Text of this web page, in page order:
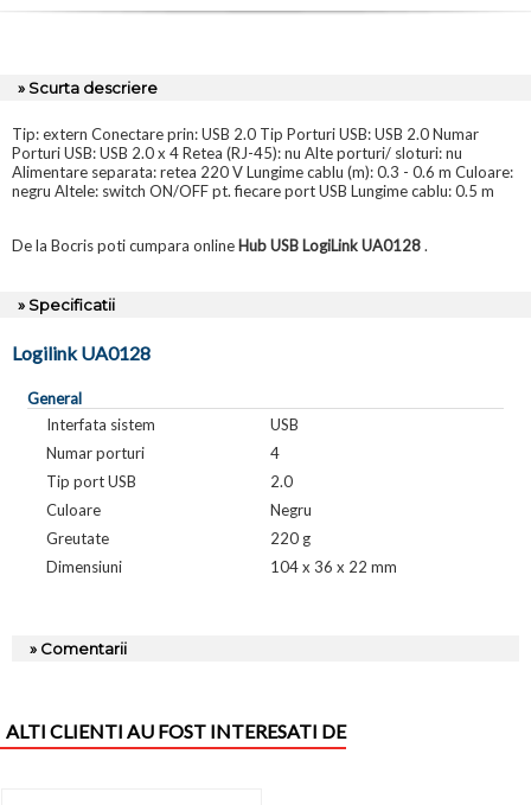
» Scurta descriere
Tip: extern Conectare prin: USB 2.0 Tip Porturi USB: USB 2.0 Numar
Porturi USB: USB 2.0 x 4 Retea (RJ-45): nu Alte porturi/ sloturi: nu
Alimentare separata: retea 220 V Lungime cablu (m): 0.3 - 0.6 m Culoare:
negru Altele: switch ON/OFF pt. fiecare port USB Lungime cablu: 0.5 m
De la Bocris poti cumpara online Hub USB LogiLink UA0128.
» Specificatii
Logilink UA0128
General
Interfata sistem
USB
Numar porturi
4
Tip port USB
2.0
Culoare
Negru
Greutate
220 g
Dimensiuni
104 x 36 x 22 mm
» Comentarii
ALTI CLIENTI AU FOST INTERESATI DE